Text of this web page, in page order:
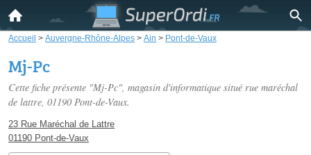
Accueil > Auvergne-Rhône-Alpes > Ain > Pont-de-Vaux
Mj-Pc
Cette fiche présente "Mj-Pc", magasin d'informatique situé rue maréchal
de lattre, 01190 Pont-de-Vaux.
23 Rue Maréchal de Lattre
01190 Pont-de-Vaux